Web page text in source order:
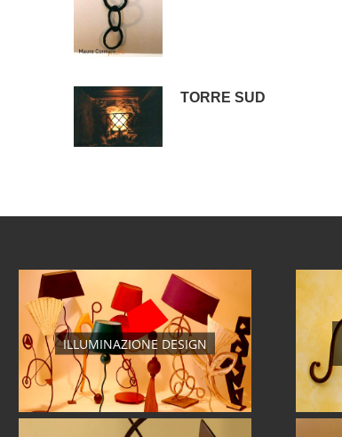
TORRE SUD
ILLUMINAZIONE DESIGN